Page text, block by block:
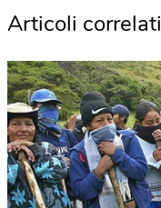
Articoli correlati